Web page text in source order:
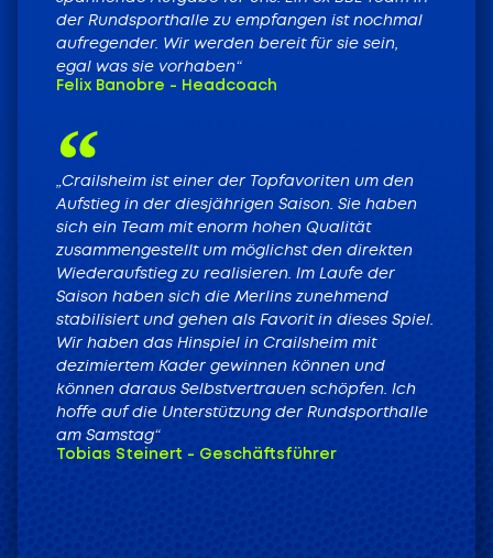
der Rundsporthalle zu empfangen ist nochmal
aufregender. Wir werden bereit für sie sein,
egal was sie vorhaben“
Felix Banobre - Headcoach
„Crailsheim ist einer der Topfavoriten um den
Aufstieg in der diesjährigen Saison. Sie haben
sich ein Team mit enorm hohen Qualität
zusammengestellt um möglichst den direkten
Wiederaufstieg zu realisieren. Im Laufe der
Saison haben sich die Merlins zunehmend
stabilisiert und gehen als Favorit in dieses Spiel.
Wir haben das Hinspiel in Crailsheim mit
dezimiertem Kader gewinnen können und
können daraus Selbstvertrauen schöpfen. Ich
hoffe auf die Unterstützung der Rundsporthalle
am Samstag“
Tobias Steinert - Geschäftsführer